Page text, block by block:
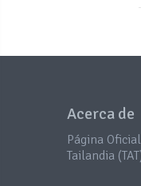
Acerca de
Página
Tailandia